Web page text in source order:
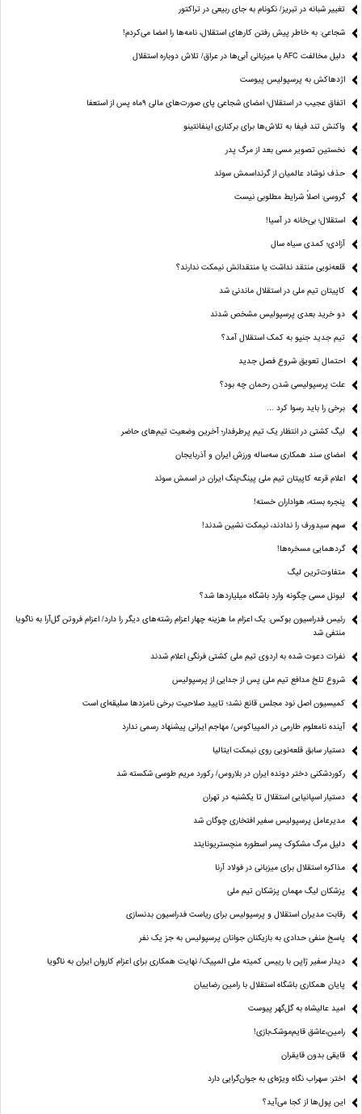
تغییر شبانه در تبریز/ نکونام به جای ربیعی در تراکتور
شجاعی: به خاطر پیش رفتن کارهای استقلال، نامه‌ها را امضا می‌کردم!
دلیل مخالفت AFC با میزبانی آبی‌ها در عراق/ تلاش دوباره استقلال
اژدهاکش به پرسپولیس پیوست
اتفاق عجیب در استقلال؛ امضای شجاعی پای صورت‌های مالی ٩ماه پس از استعفا
واکنش تند فیفا به تلاش‌ها برای برکناری اینفانتینو
نخستین تصویر مسی بعد از مرگ پدر
حذف نوشاد عالمیان از گرنداسمش سوئد
گروسی: اصلاً شرایط مطلوبی نیست
استقلال؛ بی‌خانه در آسیا!
آزادی؛ کمدی سیاه سال
قلعه‌نویی منتقد نداشت یا منتقدانش نیمکت ندارند؟
کاپیتان تیم ملی در استقلال ماندنی شد
دو خرید بعدی پرسپولیس مشخص شدند
تیم جدید جنپو به کمک استقلال آمد؟
احتمال تعویق شروع فصل جدید
علت پرسپولیسی شدن رحمان چه بود؟
برخی را باید رسوا کرد …
لیگ کشتی در انتظار یک تیم پرطرفدار؛ آخرین وضعیت تیم‌های حاضر
امضای سند همکاری سه‌ساله ورزش ایران و آذربایجان
اعلام قرعه کاپیتان تیم ملی پینگ‌پنگ ایران در اسمش سوئد
پنجره بسته، هواداران خسته!
سهم سیدورف را ندادند، نیمکت نشین شدند!
گردهمایی مسخره‌ها!
متفاوت‌ترین لیگ
لیونل مسی چگونه وارد باشگاه میلیاردها شد؟
رئیس فدراسیون بوکس: یک اعزام ما هزینه چهار اعزام رشته‌های دیگر را دارد/ اعزام فروتن گل‌آرا به ناگویا
منتفی شد
نفرات دعوت شده به اردوی تیم ملی کشتی فرنگی اعلام شدند
شروع تلخ مدافع تیم ملی پس از جدایی از پرسپولیس
کمیسیون اصل نود مجلس قانع نشد؛ تایید صلاحیت برخی نامزدها سلیقه‌ای است
آینده نامعلوم طارمی در المپیاکوس/ مهاجم ایرانی پیشنهاد رسمی ندارد
دستیار سابق قلعه‌نویی روی نیمکت ایتالیا
رکوردشکنی دختر دونده ایران در بلاروس/ رکورد مریم طوسی شکسته شد
دستیار اسپانیایی استقلال تا یکشنبه در تهران
مدیرعامل پرسپولیس سفیر افتخاری چوگان شد
دلیل مرگ مشکوک پسر اسطوره منچستریونایتد
مذاکره استقلال برای میزبانی در فولاد آرنا
پزشکان لیگ مهمان پزشکان تیم ملی
رقابت مدیران استقلال و پرسپولیس برای ریاست فدراسیون بدنسازی
پاسخ منفی حدادی به بازیکنان جوانان پرسپولیس به جز یک نفر
دیدار سفیر ژاپن با رییس کمیته ملی المپیک/ نهایت همکاری برای اعزام کاروان ایران به ناگویا
پایان همکاری باشگاه استقلال با رامین رضاییان
امید عالیشاه به گل‌گهر پیوست
رامین،عاشق قایم‌موشک‌بازی!
قایقی بدون قایقران
اختر: سهراب نگاه ویژه‌ای به جوان‌گرایی دارد
این پول‌ها از کجا می‌آید؟